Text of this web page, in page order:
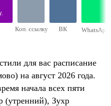
Коп. ссылку ВК WhatsApp
для вас расписание
на август 2026 года.
начала всех пяти
Зухр